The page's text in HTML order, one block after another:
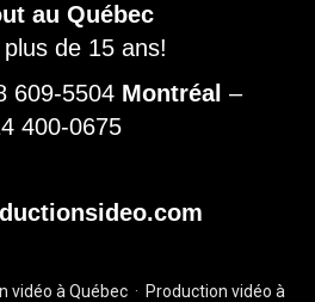
au Québec
de 15 ans!
609-5504 Montréal –
400-0675
vidéo à Québec · Production vidéo à